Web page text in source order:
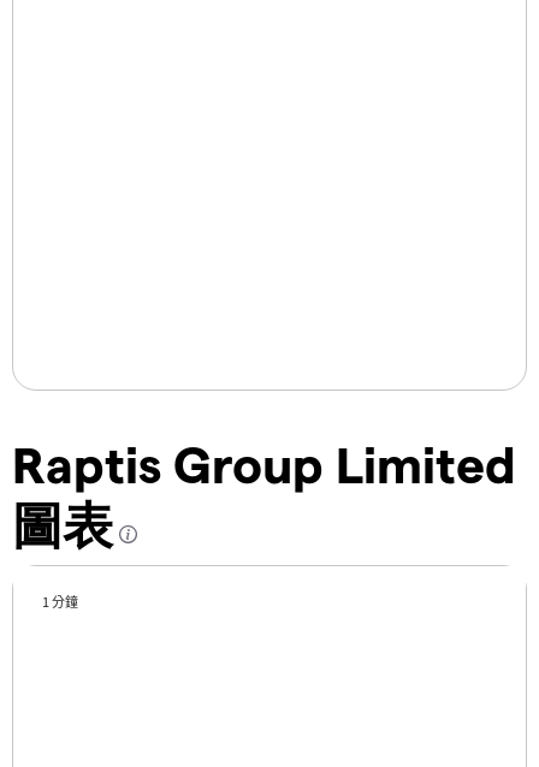
Raptis Group Limited
圖表
1 分鐘